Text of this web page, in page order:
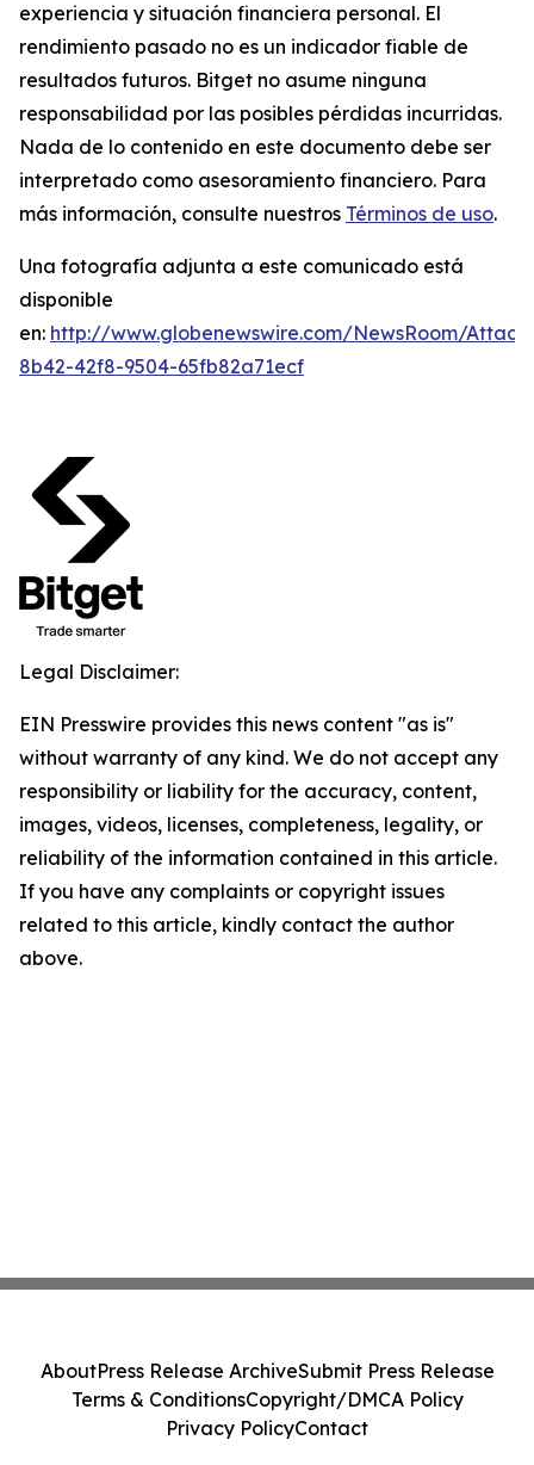
experiencia y situación financiera personal. El
rendimiento pasado no es un indicador fiable de
resultados futuros. Bitget no asume ninguna
responsabilidad por las posibles pérdidas incurridas.
Nada de lo contenido en este documento debe ser
interpretado como asesoramiento financiero. Para
más información, consulte nuestros Términos de uso.
Una fotografía adjunta a este comunicado está
disponible
en: http://www.globenewswire.com/NewsRoom/
8b42-42f8-9504-65fb82a71ecf
Legal Disclaimer:
EIN Presswire provides this news content "as is"
without warranty of any kind. We do not accept any
responsibility or liability for the accuracy, content,
images, videos, licenses, completeness, legality, or
reliability of the information contained in this article.
If you have any complaints or copyright issues
related to this article, kindly contact the author
above.
AboutPress Release ArchiveSubmit Press Release
Terms & ConditionsCopyright/DMCA Policy
Privacy PolicyContact